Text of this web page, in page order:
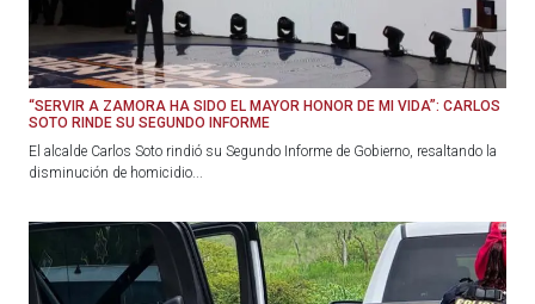
“SERVIR A ZAMORA HA SIDO EL MAYOR HONOR DE MI VIDA”: CARLOS
SOTO RINDE SU SEGUNDO INFORME
El alcalde Carlos Soto rindió su Segundo Informe de Gobierno, resaltando la
disminución de homicidio...